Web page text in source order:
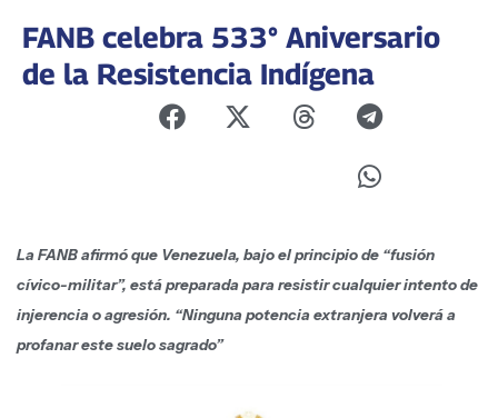
FANB celebra 533° Aniversario
de la Resistencia Indígena
La FANB afirmó que Venezuela, bajo el principio de “fusión
cívico-militar”, está preparada para resistir cualquier intento de
injerencia o agresión. “Ninguna potencia extranjera volverá a
profanar este suelo sagrado”